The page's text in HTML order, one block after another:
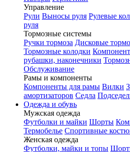
Управление
Рули Выносы руля Рулевые
руля
Тормозные системы
Ручки тормоза Дисковые
Тормозные колодки
рубашки, наконечники
Обслуживание
Рамы и компоненты
Компоненты для рамы Вилки
амортизаторов Седла
Одежда и обувь
Мужская одежда
Футболки и майки Шорты
Термобелье Спортивные
Женская одежда
Футболки, майки и топы